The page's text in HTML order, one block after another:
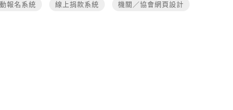
報名系統 線上捐款系統 機關／協會網頁設計